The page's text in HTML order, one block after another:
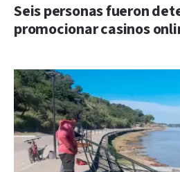
Seis personas fueron
promocionar casinos